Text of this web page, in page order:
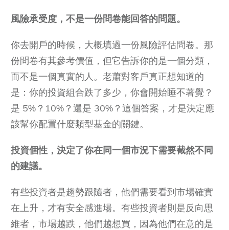
風險承受度，不是一份問卷能回答的問題。
你去開戶的時候，大概填過一份風險評估問卷。那
份問卷有其參考價值，但它告訴你的是一個分類，
而不是一個真實的人。老蕭對客戶真正想知道的
是：你的投資組合跌了多少，你會開始睡不著覺？
是 5%？10%？還是 30%？這個答案，才是決定應
該幫你配置什麼類型基金的關鍵。
投資個性，決定了你在同一個市況下需要截然不同
的建議。
有些投資者是趨勢跟隨者，他們需要看到市場確實
在上升，才有安全感進場。有些投資者則是反向思
維者，市場越跌，他們越想買，因為他們在意的是